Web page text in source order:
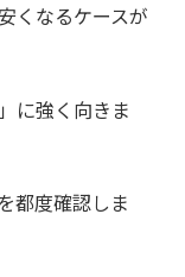
くなるケースが
に強く向きま
都度確認しま